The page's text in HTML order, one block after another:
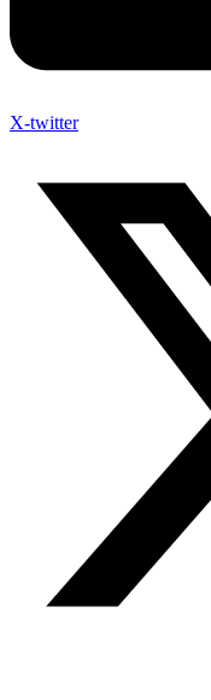
X-twitter